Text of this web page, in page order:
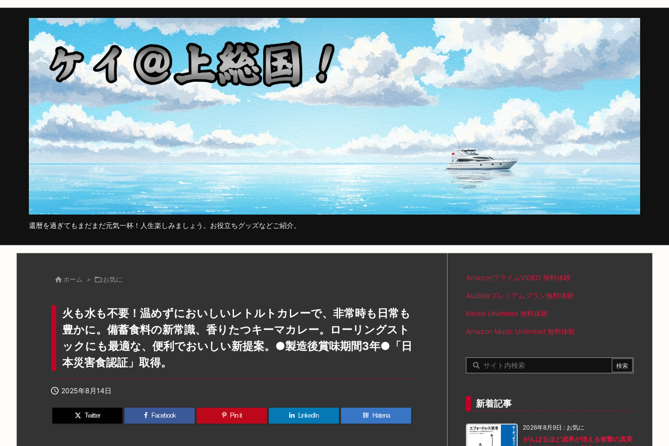
還暦を過ぎてもまだまだ元気一杯！人生楽しみましょう。お役立ちグッズなどご紹介。
 ホーム > お気に
火も水も不要！温めずにおいしいレトルトカレーで、非常時も日常も
豊かに。備蓄食料の新常識、香りたつキーマカレー。ローリングスト
ックにも最適な、便利でおいしい新提案。●製造後賞味期間3年●「日
本災害食認証」取得。
 2025年8月14日
Twitter Facebook Pin it LinkedIn B! Hatena
AmazonプライムVIDEO 無料体験
Audibleプレミアムプラン無料体験
Kindle Unlimited 無料体験
Amazon Music Unlimited 無料体験
新着記事
2026年8月9日 : お気に
がんばるほど成果が消える衝撃の真実